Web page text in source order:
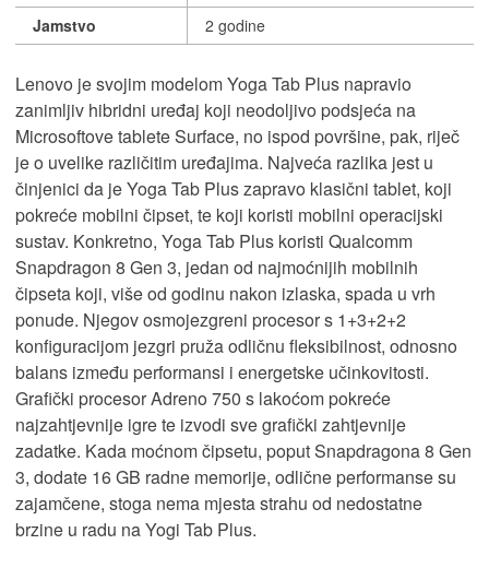
Jamstvo 2 godine
Lenovo je svojim modelom Yoga Tab Plus napravio
zanimljiv hibridni uređaj koji neodoljivo podsjeća na
Microsoftove tablete Surface, no ispod površine, pak, riječ
je o uvelike različitim uređajima. Najveća razlika jest u
činjenici da je Yoga Tab Plus zapravo klasični tablet, koji
pokreće mobilni čipset, te koji koristi mobilni operacijski
sustav. Konkretno, Yoga Tab Plus koristi Qualcomm
Snapdragon 8 Gen 3, jedan od najmoćnijih mobilnih
čipseta koji, više od godinu nakon izlaska, spada u vrh
ponude. Njegov osmojezgreni procesor s 1+3+2+2
konfiguracijom jezgri pruža odličnu fleksibilnost, odnosno
balans između performansi i energetske učinkovitosti.
Grafički procesor Adreno 750 s lakoćom pokreće
najzahtjevnije igre te izvodi sve grafički zahtjevnije
zadatke. Kada moćnom čipsetu, poput Snapdragona 8 Gen
3, dodate 16 GB radne memorije, odlične performanse su
zajamčene, stoga nema mjesta strahu od nedostatne
brzine u radu na Yogi Tab Plus.